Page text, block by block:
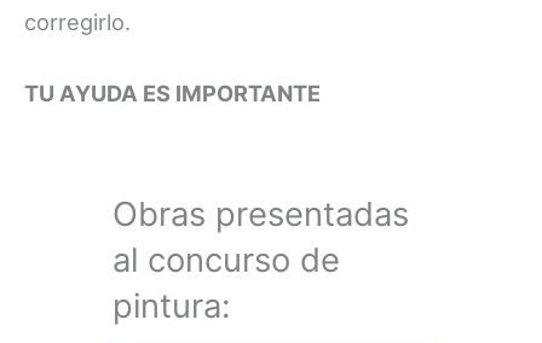
corregirlo.
TU AYUDA ES IMPORTANTE
Obras presentadas
al concurso de
pintura: